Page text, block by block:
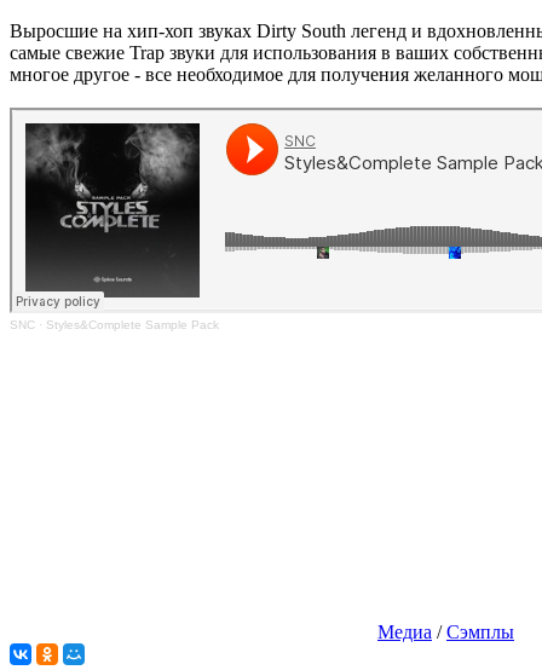
Выросшие на хип-хоп звуках Dirty South легенд и
самые свежие Trap звуки для использования в ваших
многое другое - все необходимое для получения желанного
SNC · Styles&Complete Sample Pack
Медиа /Сэмплы